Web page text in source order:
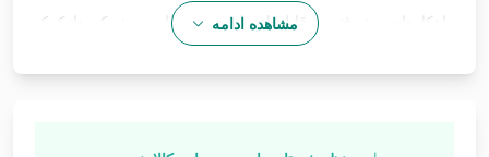
راهکارهای پیشرفته و قابل اعتماد، به مدیران و شرکت‌ها کمک
مشاهده ادامه